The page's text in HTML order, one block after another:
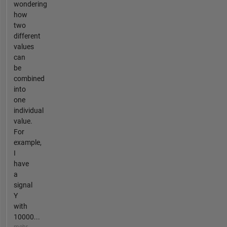
wondering
how
two
different
values
can
be
combined
into
one
individual
value.
For
example,
I
have
a
signal
Y
with
10000...